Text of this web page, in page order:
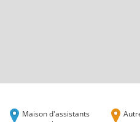
Maison d'assistants